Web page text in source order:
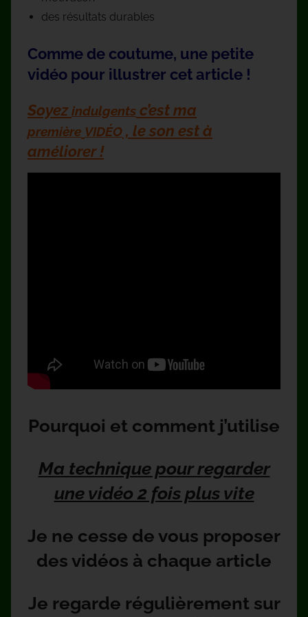
des résultats durables
Comme de coutume, une petite
vidéo pour illustrer cet article !
Soyezindulgents c’est ma
première VIDÉO , le son est à
améliorer !
Pourquoi et comment j’utilise
Ma technique pour regarder
une vidéo 2 fois plus vite
Je ne cesse de vous proposer
des vidéos à chaque article
Je regarde régulièrement sur